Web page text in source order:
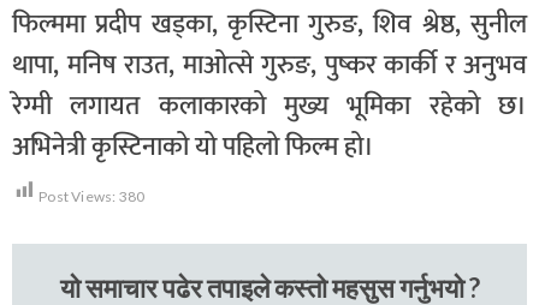
फिल्ममा प्रदीप खड्का, कृस्टिना गुरुङ, शिव श्रेष्ठ, सुनील
थापा, मनिष राउत, माओत्से गुरुङ, पुष्कर कार्की र अनुभव
रेग्मी लगायत कलाकारको मुख्य भूमिका रहेको छ।
अभिनेत्री कृस्टिनाको यो पहिलो फिल्म हो।
Post Views: 380
यो समाचार पढेर तपाइले कस्तो महसुस गर्नुभयो ?